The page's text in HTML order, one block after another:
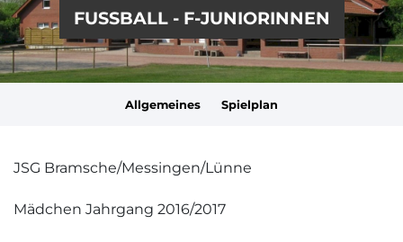
FUSSBALL - F-JUNIORINNEN
Allgemeines Spielplan
JSG Bramsche/Messingen/Lünne
Mädchen Jahrgang 2016/2017